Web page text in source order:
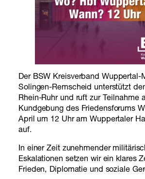
Der BSW Kreisverband Wuppertal-
Solingen-Remscheid unterstützt
Rhein-Ruhr und ruft zur Teilnahme
Kundgebung des Friedensforums
April um 12 Uhr am Wuppertaler
auf.
In einer Zeit zunehmender
Eskalationen setzen wir ein klares
Frieden, Diplomatie und soziale